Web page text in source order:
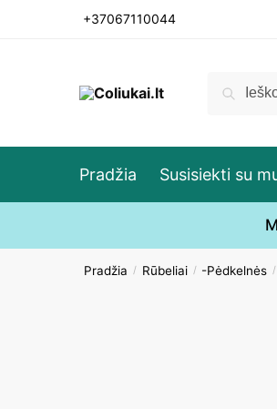
+37067110044
Ieškoti:
Ieškoti
Pradžia Susisiekti su
Pradžia / Rūbeliai / -Pėdkelnės /